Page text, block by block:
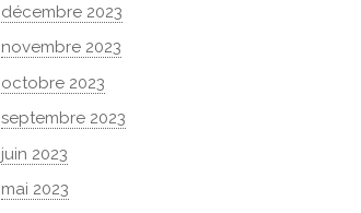
décembre 2023
novembre 2023
octobre 2023
septembre 2023
juin 2023
mai 2023